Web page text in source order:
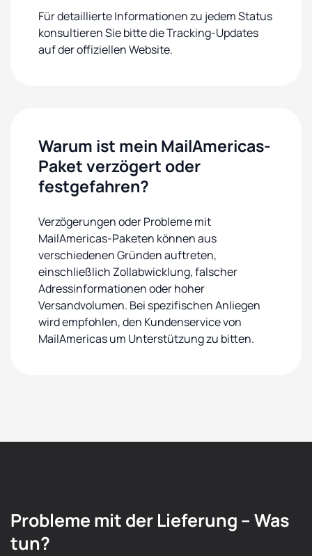
Für detaillierte Informationen zu jedem Status
konsultieren Sie bitte die Tracking-Updates
auf der offiziellen Website.
Warum ist mein MailAmericas-
Paket verzögert oder
festgefahren?
Verzögerungen oder Probleme mit
MailAmericas-Paketen können aus
verschiedenen Gründen auftreten,
einschließlich Zollabwicklung, falscher
Adressinformationen oder hoher
Versandvolumen. Bei spezifischen Anliegen
wird empfohlen, den Kundenservice von
MailAmericas um Unterstützung zu bitten.
Probleme mit der Lieferung – Was
tun?